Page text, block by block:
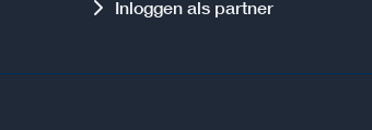
Inloggen als partner